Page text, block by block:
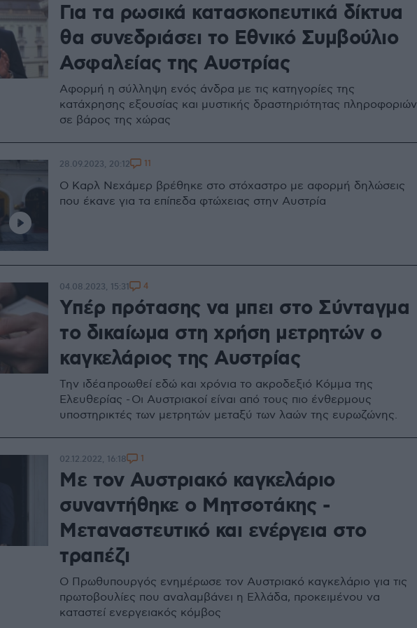
Για τα ρωσικά κατασκοπευτικά δίκτυα
θα συνεδριάσει το Εθνικό Συμβούλιο
Ασφαλείας της Αυστρίας
Αφορμή η σύλληψη ενός άνδρα με τις κατηγορίες της
κατάχρησης εξουσίας και μυστικής δραστηριότητας πληροφοριών
σε βάρος της χώρας
Ο Καρλ Νεχάμερ βρέθηκε στο στόχαστρο με αφορμή δηλώσεις
που έκανε για τα επίπεδα φτώχειας στην Αυστρία
28.09.2023, 20:12 11
Υπέρ πρότασης να μπει στο Σύνταγμα
το δικαίωμα στη χρήση μετρητών ο
καγκελάριος της Αυστρίας
Την ιδέα προωθεί εδώ και χρόνια το ακροδεξιό Κόμμα της
Ελευθερίας - Οι Αυστριακοί είναι από τους πιο ένθερμους
υποστηρικτές των μετρητών μεταξύ των λαών της ευρωζώνης.
04.08.2023, 15:31 4
Με τον Αυστριακό καγκελάριο
συναντήθηκε ο Μητσοτάκης -
Μεταναστευτικό και ενέργεια στο
τραπέζι
Ο Πρωθυπουργός ενημέρωσε τον Αυστριακό καγκελάριο για τις
πρωτοβουλίες που αναλαμβάνει η Ελλάδα, προκειμένου να
καταστεί ενεργειακός κόμβος
02.12.2022, 16:18 1